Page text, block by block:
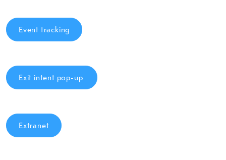
Event tracking
Exit intent pop-up
Extranet